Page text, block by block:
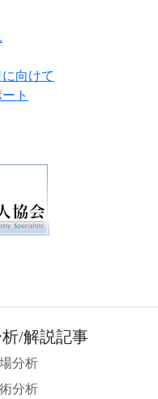
向けて
ト
/解説記事
分析
分析